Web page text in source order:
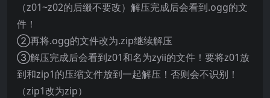
（z01~z02的后缀不要改）解压完成后会看到.ogg的文
件！
②再将.ogg的文件改为.zip继续解压
③解压完成后会看到z01和名为zyii的文件！要将z01放
到和zip1的压缩文件放到一起解压！否则会不识别！
（zip1改为zip）